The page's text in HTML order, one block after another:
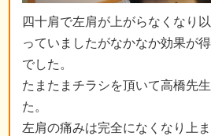
四十肩で左肩が上がらなくなり
っていましたがなかなか効果が
でした。
たまたまチラシを頂いて高橋先
た。
左肩の痛みは完全になくなり上